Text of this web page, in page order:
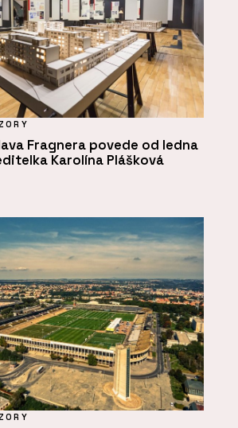
Fragnera povede od ledna
Karolína Plášková